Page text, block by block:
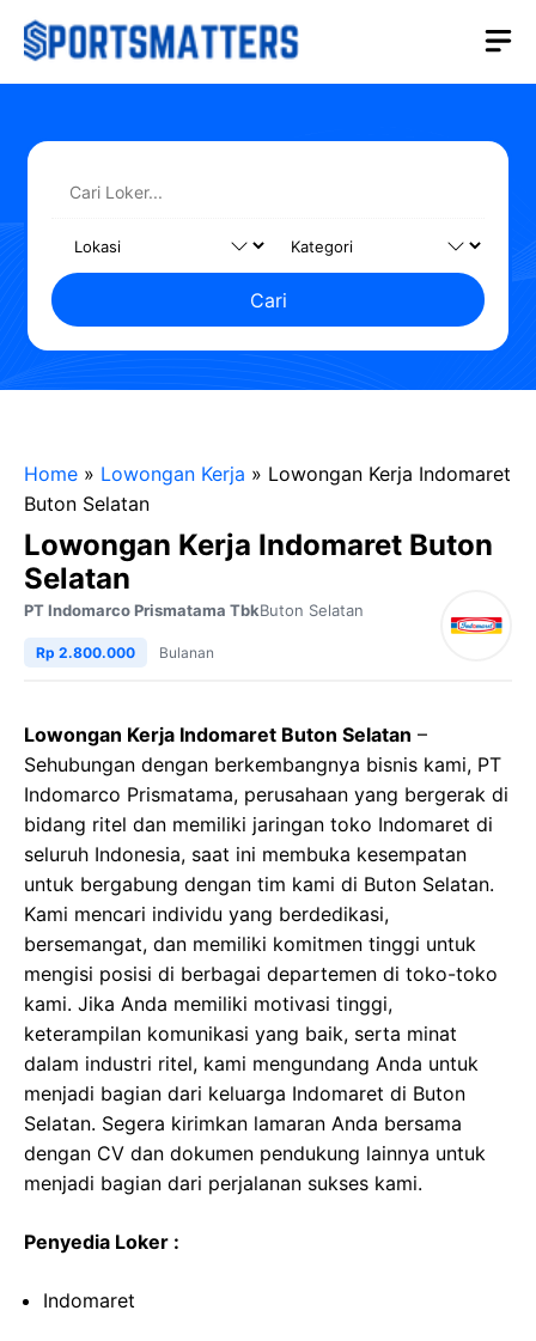
Langsung
Cari
Home » Lowongan Kerja » Lowongan Kerja Indomaret
Buton Selatan
Lowongan Kerja Indomaret Buton
Selatan
PT Indomarco Prismatama TbkButon Selatan
Rp 2.800.000 Bulanan
Lowongan Kerja Indomaret Buton Selatan –
Sehubungan dengan berkembangnya bisnis kami, PT
Indomarco Prismatama, perusahaan yang bergerak di
bidang ritel dan memiliki jaringan toko Indomaret di
seluruh Indonesia, saat ini membuka kesempatan
untuk bergabung dengan tim kami di Buton Selatan.
Kami mencari individu yang berdedikasi,
bersemangat, dan memiliki komitmen tinggi untuk
mengisi posisi di berbagai departemen di toko-toko
kami. Jika Anda memiliki motivasi tinggi,
keterampilan komunikasi yang baik, serta minat
dalam industri ritel, kami mengundang Anda untuk
menjadi bagian dari keluarga Indomaret di Buton
Selatan. Segera kirimkan lamaran Anda bersama
dengan CV dan dokumen pendukung lainnya untuk
menjadi bagian dari perjalanan sukses kami.
Penyedia Loker :
Indomaret